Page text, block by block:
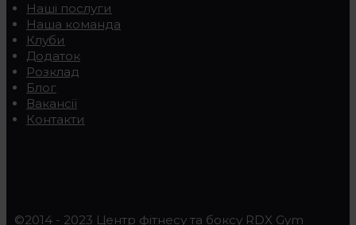
Наші послуги
Наша команда
Клуби
Додаток
Розклад
Блог
Вакансії
Контакти
©2014 - 2023 Центр фітнесу та боксу RDX Gym